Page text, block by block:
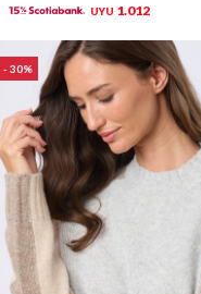
UYU 1.012
30